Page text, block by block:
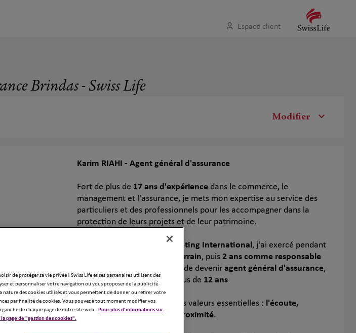
Espace client
Brindas - Swiss Life
Modifier
Karim RIAHI - Agent général d'assurance
Fort de plus de 17 ans d'expérience dans le commerce, le
management et l'assurance, je mets mon expertise au service des
particuliers et des professionnels pour les accompagner dans la
protection de leurs projets et de leur patrimoine.
DESS en Marketing International, j'ai exercé pendant
3 ans comme commercial terrain, puis 2 ans comme responsable
, avant de deveniragent général d'assurance,
métier que j'exerce depuis plus de 12 ans
Mon approche repose sur des valeurs essentielles : l'écoute,
l'empathie, le conseil et la proximité.
de protéger sa vie privée ! Swiss Life et ses partenaires utilisent des
et personnaliser votre navigation ou vous proposer de la publicité
des cookies utilisés et vous permettent de donner ou retirer votre
par finalité de cookies. Vous pouvez à tout moment modifier vos
de chaque page de notre site web. Pour plus d'informations sur
page de "gestion des cookies".